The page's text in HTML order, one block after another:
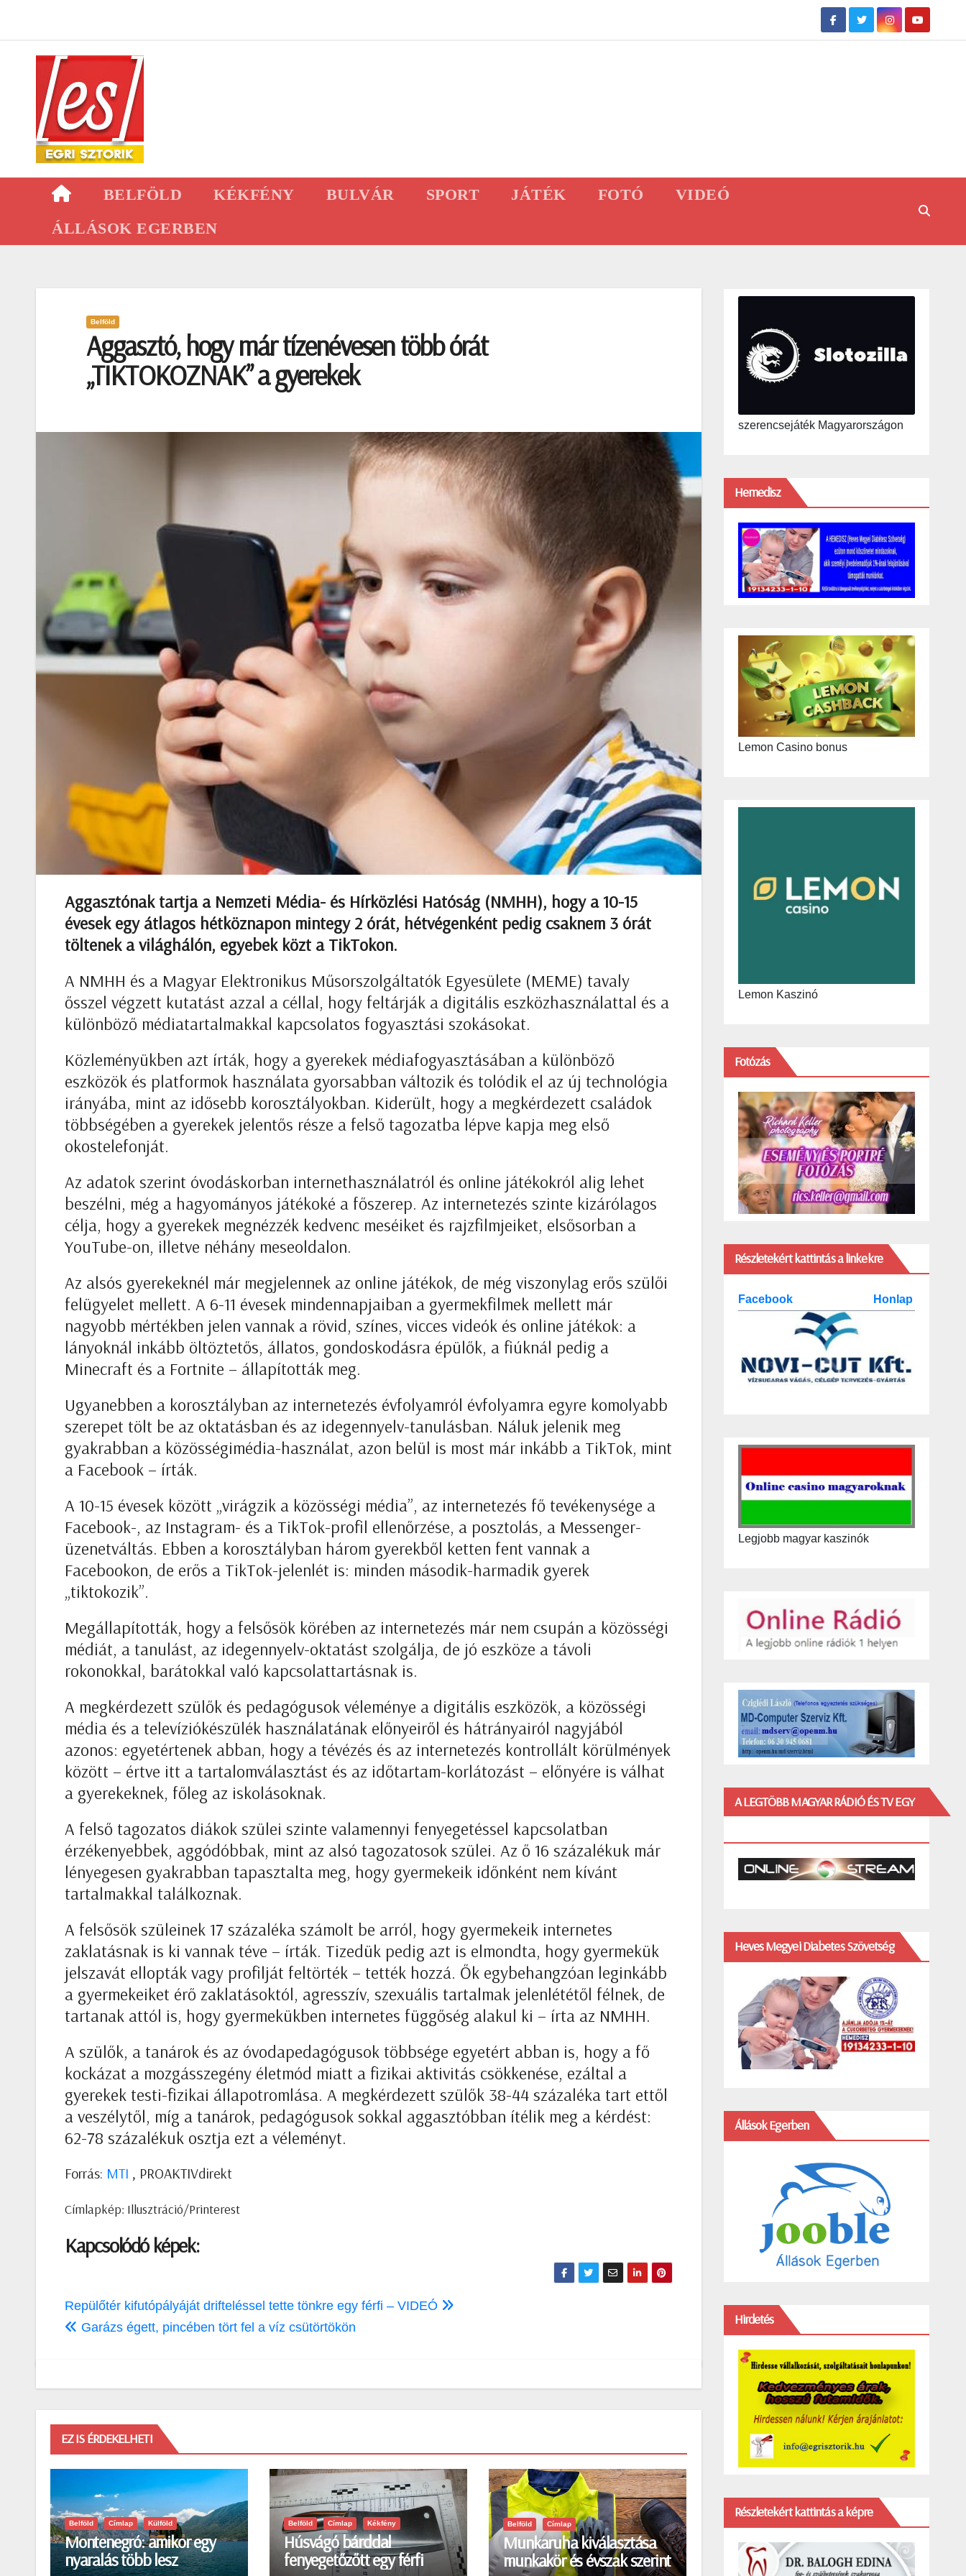
content
BELFÖLD KÉKFÉNY BULVÁR SPORT JÁTÉK FOTÓ
VIDEÓ
ÁLLÁSOK EGERBEN
Belföld
Aggasztó, hogy már tízenévesen több órát
„TIKTOKOZNAK” a gyerekek
Aggasztónak tartja a Nemzeti Média- és Hírközlési Hatóság (NMHH), hogy a 10-15
évesek egy átlagos hétköznapon mintegy 2 órát, hétvégenként pedig csaknem 3 órát
töltenek a világhálón, egyebek közt a TikTokon.
A NMHH és a Magyar Elektronikus Műsorszolgáltatók Egyesülete (MEME) tavaly
ősszel végzett kutatást azzal a céllal, hogy feltárják a digitális eszközhasználattal és a
különböző médiatartalmakkal kapcsolatos fogyasztási szokásokat.
Közleményükben azt írták, hogy a gyerekek médiafogyasztásában a különböző
eszközök és platformok használata gyorsabban változik és tolódik el az új technológia
irányába, mint az idősebb korosztályokban. Kiderült, hogy a megkérdezett családok
többségében a gyerekek jelentős része a felső tagozatba lépve kapja meg első
okostelefonját.
Az adatok szerint óvodáskorban internethasználatról és online játékokról alig lehet
beszélni, még a hagyományos játékoké a főszerep. Az internetezés szinte kizárólagos
célja, hogy a gyerekek megnézzék kedvenc meséiket és rajzfilmjeiket, elsősorban a
YouTube-on, illetve néhány meseoldalon.
Az alsós gyerekeknél már megjelennek az online játékok, de még viszonylag erős szülői
felügyelet mellett. A 6-11 évesek mindennapjaiban a gyermekfilmek mellett már
nagyobb mértékben jelen vannak a rövid, színes, vicces videók és online játékok: a
lányoknál inkább öltöztetős, állatos, gondoskodásra épülők, a fiúknál pedig a
Minecraft és a Fortnite – állapították meg.
Ugyanebben a korosztályban az internetezés évfolyamról évfolyamra egyre komolyabb
szerepet tölt be az oktatásban és az idegennyelv-tanulásban. Náluk jelenik meg
gyakrabban a közösségimédia-használat, azon belül is most már inkább a TikTok, mint
a Facebook – írták.
A 10-15 évesek között „virágzik a közösségi média”, az internetezés fő tevékenysége a
Facebook-, az Instagram- és a TikTok-profil ellenőrzése, a posztolás, a Messenger-
üzenetváltás. Ebben a korosztályban három gyerekből ketten fent vannak a
Facebookon, de erős a TikTok-jelenlét is: minden második-harmadik gyerek
„tiktokozik”.
Megállapították, hogy a felsősök körében az internetezés már nem csupán a közösségi
médiát, a tanulást, az idegennyelv-oktatást szolgálja, de jó eszköze a távoli
rokonokkal, barátokkal való kapcsolattartásnak is.
A megkérdezett szülők és pedagógusok véleménye a digitális eszközök, a közösségi
média és a televíziókészülék használatának előnyeiről és hátrányairól nagyjából
azonos: egyetértenek abban, hogy a tévézés és az internetezés kontrollált körülmények
között – értve itt a tartalomválasztást és az időtartam-korlátozást – előnyére is válhat
a gyerekeknek, főleg az iskolásoknak.
A felső tagozatos diákok szülei szinte valamennyi fenyegetéssel kapcsolatban
érzékenyebbek, aggódóbbak, mint az alsó tagozatosok szülei. Az ő 16 százalékuk már
lényegesen gyakrabban tapasztalta meg, hogy gyermekeik időnként nem kívánt
tartalmakkal találkoznak.
A felsősök szüleinek 17 százaléka számolt be arról, hogy gyermekeik internetes
zaklatásnak is ki vannak téve – írták. Tizedük pedig azt is elmondta, hogy gyermekük
jelszavát ellopták vagy profilját feltörték – tették hozzá. Ők egybehangzóan leginkább
a gyermekeiket érő zaklatásoktól, agresszív, szexuális tartalmak jelenlététől félnek, de
tartanak attól is, hogy gyermekükben internetes függőség alakul ki – írta az NMHH.
A szülők, a tanárok és az óvodapedagógusok többsége egyetért abban is, hogy a fő
kockázat a mozgásszegény életmód miatt a fizikai aktivitás csökkenése, ezáltal a
gyerekek testi-fizikai állapotromlása. A megkérdezett szülők 38-44 százaléka tart ettől
a veszélytől, míg a tanárok, pedagógusok sokkal aggasztóbban ítélik meg a kérdést:
62-78 százalékuk osztja ezt a véleményt.
Forrás: MTI , PROAKTIVdirekt
Címlapkép: Illusztráció/Printerest
Kapcsolódó képek:
Bejegyzés
navigáció
Repülőtér kifutópályáját drifteléssel tette tönkre egy férfi – VIDEÓ
Garázs égett, pincében tört fel a víz csütörtökön
EZ IS ÉRDEKELHETI
Belföld Címlap Külföld
Montenegró: amikor egy
nyaralás több lesz
Belföld Címlap Kékfény
Húsvágó bárddal
fenyegetőzőtt egy férfi
Belföld Címlap
Munkaruha kiválasztása
munkakör és évszak szerint
szerencsejáték Magyarországon
Hemedisz
Lemon Casino bonus
Lemon Kaszinó
Fotózás
Részletekért kattintás a linkekre
Facebook Honlap
Legjobb magyar kaszinók
A LEGTÖBB MAGYAR RÁDIÓ ÉS TV EGY
Heves Megyei Diabetes Szövetség
Állások Egerben
Hirdetés
Részletekért kattintás a képre